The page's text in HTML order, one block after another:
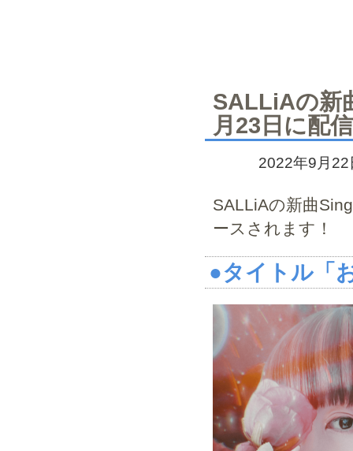
SALLiAの新
月23日に配
2022年9月
SALLiAの新曲
ースされます！
●タイトル「